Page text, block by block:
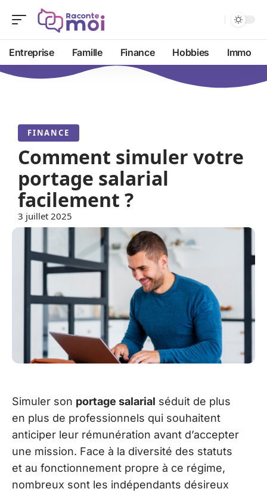
Entreprise Famille Finance Hobbies Immo
FINANCE
Comment simuler votre
portage salarial
facilement ?
3 juillet 2025
Simuler son portage salarial séduit de plus
en plus de professionnels qui souhaitent
anticiper leur rémunération avant d’accepter
une mission. Face à la diversité des statuts
et au fonctionnement propre à ce régime,
nombreux sont les indépendants désireux